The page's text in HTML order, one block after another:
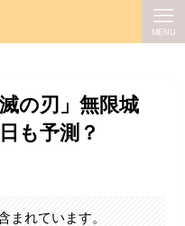
MENU
の刃」無限城
も予測？
まれています。